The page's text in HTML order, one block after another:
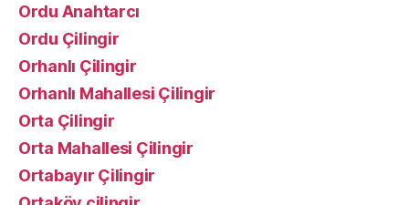
Ordu Anahtarcı
Ordu Çilingir
Orhanlı Çilingir
Orhanlı Mahallesi Çilingir
Orta Çilingir
Orta Mahallesi Çilingir
Ortabayır Çilingir